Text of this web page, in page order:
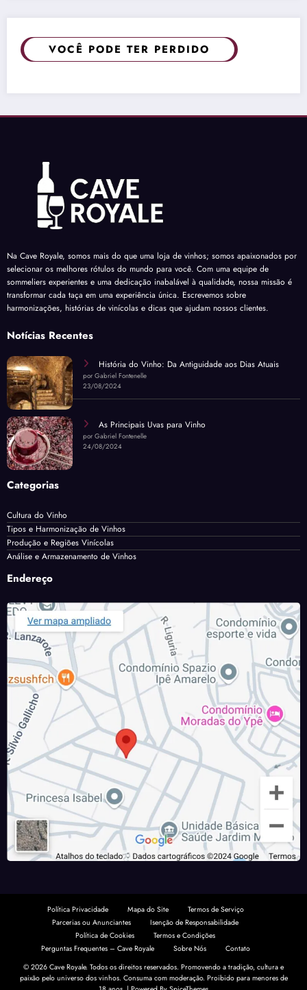
VOCÊ PODE TER PERDIDO
Na Cave Royale, somos mais do que uma loja de vinhos; somos apaixonados por
selecionar os melhores rótulos do mundo para você. Com uma equipe de
sommeliers experientes e uma dedicação inabalável à qualidade, nossa missão é
transformar cada taça em uma experiência única. Escrevemos sobre
harmonizações, histórias de vinícolas e dicas que ajudam nossos clientes.
Notícias Recentes
História do Vinho: Da Antiguidade aos Dias Atuais
por Gabriel Fontenelle
23/08/2024
As Principais Uvas para Vinho
por Gabriel Fontenelle
24/08/2024
Categorias
Cultura do Vinho
Tipos e Harmonização de Vinhos
Produção e Regiões Vinícolas
Análise e Armazenamento de Vinhos
Endereço
Política Privacidade Mapa do Site
Termos de Serviço
Parcerias ou Anunciantes
Isenção de Responsabilidade
Política de Cookies
Termos e Condições
Perguntas Frequentes – Cave Royale
Sobre Nós
Contato
© 2026 Cave Royale. Todos os direitos reservados. Promovendo a tradição, cultura e
paixão pelo universo dos vinhos. Consuma com moderação. Proibido para menores de